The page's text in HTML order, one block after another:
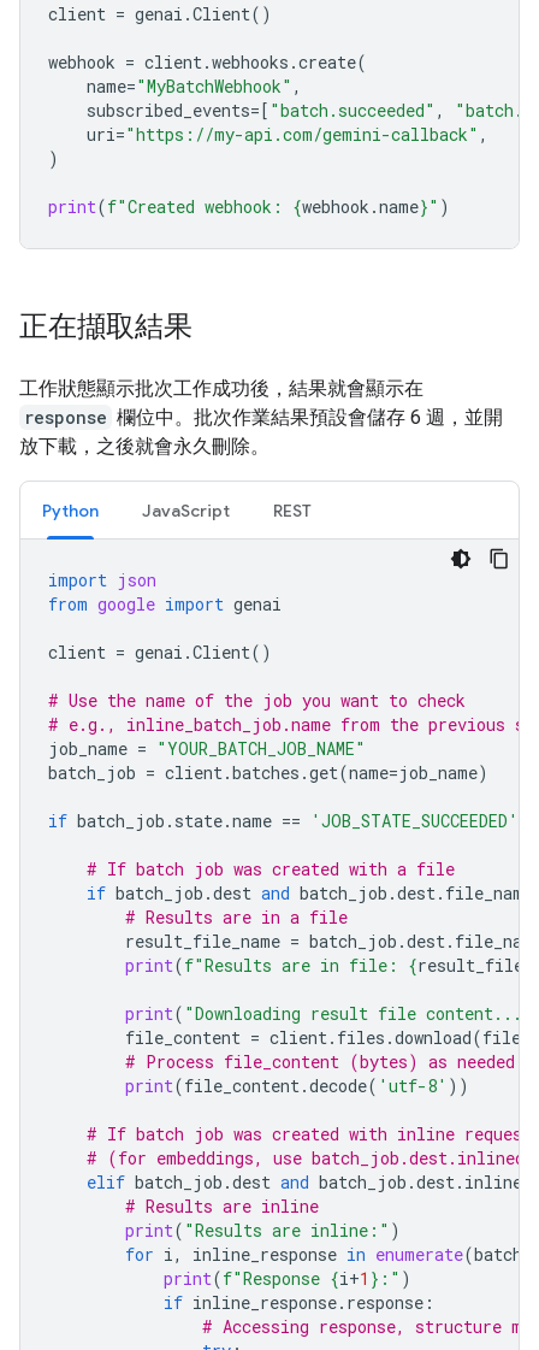
client = genai .Client()
webhook = client.webhooks .create(
name="MyBatchWebhook" ,
subscribed_events=[ "batch.succeeded" ,
uri="https://my-api.com/gemini-callback" ,
)
print(f"Created webhook: {webhook .name}" )
正在擷取結果
工作狀態顯示批次工作成功後，結果就會顯示在
response 欄位中。批次作業結果預設會儲存 6 週，並開
放下載，之後就會永久刪除。
Python JavaScript REST
import json
from google import genai
client = genai .Client()
# Use the name of the job you want to check
# e.g., inline_batch_job.name from the previous
job_name = "YOUR_BATCH_JOB_NAME"
batch_job = client.batches .get(name=job_name)
if batch_job . state.name == 'JOB_STATE_SUCCEEDED'
# If batch job was created with a file
if batch_job .dest and batch_job .dest. file_name
# Results are in a file
result_file_name = batch_job .dest.
print(f"Results are in file: {
print( "Downloading result file content..."
file_content = client. files .download(file
# Process file_content (bytes) as needed
print(file_content.decode( 'utf-8' ))
# If batch job was created with inline request
# (for embeddings, use
elif batch_job .dest and batch_job .dest.
# Results are inline
print( "Results are inline:" )
for i, inline_response in enumerate(
print(f"Response {i+1 } :" )
if inline_response. response :
# Accessing response, structure